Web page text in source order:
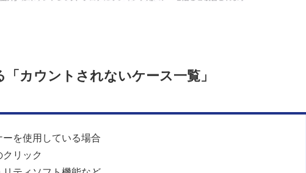
カウントされないケース一覧」
を使用している場合
リック